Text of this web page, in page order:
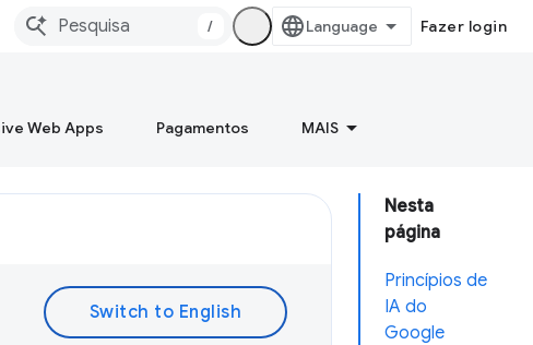
/ Fazer login
Web Apps Pagamentos MAIS
Nesta
página
Princípios de
IA do
Google